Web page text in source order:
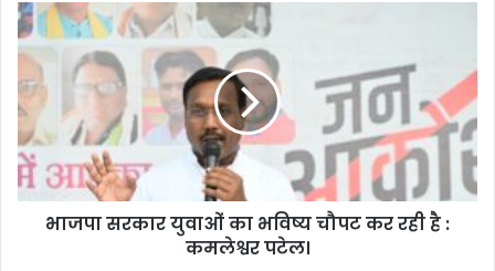
भाजपा सरकार युवाओं का भविष्य चौपट कर रही है :
कमलेश्वर पटेल।